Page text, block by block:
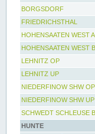
BORGSDORF
FRIEDRICHSTHAL
HOHENSAATEN WEST
HOHENSAATEN WEST
LEHNITZ OP
LEHNITZ UP
NIEDERFINOW SHW OP
NIEDERFINOW SHW UP
SCHWEDT SCHLEUSE
HUNTE